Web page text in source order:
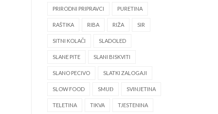
PRIRODNI PRIPRAVCI PURETINA
RAŠTIKA RIBA RIŽA SIR
SITNI KOLAČI SLADOLED
SLANE PITE SLANI BISKVITI
SLANO PECIVO SLATKI ZALOGAJI
SLOW FOOD SMUĐ SVINJETINA
TELETINA TIKVA TJESTENINA